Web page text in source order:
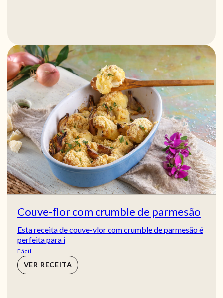
Couve-flor com crumble de parmesão
Esta receita de couve-vlor com crumble de parmesão é
perfeita para i
Fácil
VER RECEITA